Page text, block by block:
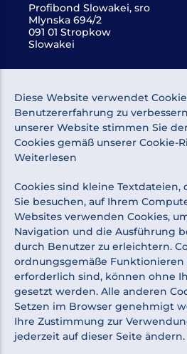
Profibond Slowakei, sro
Mlynska 694/2
091 01 Stropkow
Slowakei
ÜBER DAS EINKAUFEN
ÜBER UNS
Ich stimme der Verarbeitung
zu Marketingzwecken zu.
Diese Website verwendet
Benutzererfahrung zu
unserer Website stimmen Sie
Cookies gemäß unserer Cookie-
Weiterlesen
Cookies sind kleine Textdateien,
Sie besuchen, auf Ihrem
Websites verwenden Cookies,
Navigation und die Ausführung
durch Benutzer zu erleichtern.
ordnungsgemäße Funktionieren
erforderlich sind, können ohne
gesetzt werden. Alle anderen
Setzen im Browser genehmigt
Ihre Zustimmung zur
jederzeit auf dieser Seite ändern.